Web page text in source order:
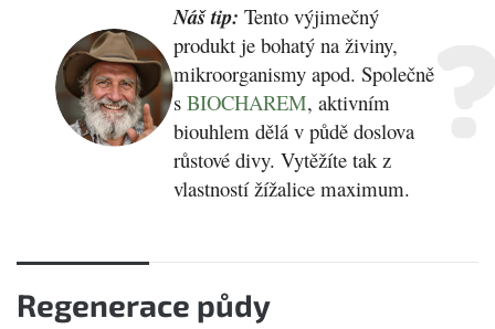
Náš tip: Tento výjimečný
produkt je bohatý na živiny,
mikroorganismy apod. Společně
s BIOCHAREM, aktivním
biouhlem dělá v půdě doslova
růstové divy. Vytěžíte tak z
vlastností žížalice maximum.
Regenerace půdy